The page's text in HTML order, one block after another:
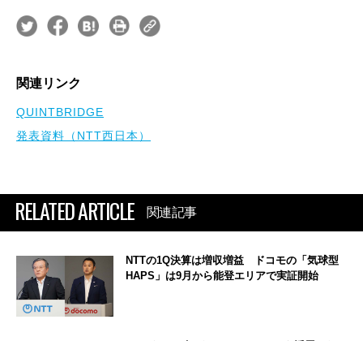
関連リンク
QUINTBRIDGE
発表資料（NTT西日本）
RELATED ARTICLE 関連記事
NTTの1Q決算は増収増益 ドコモの「気球型
HAPS」は9月から能登エリアで実証開始